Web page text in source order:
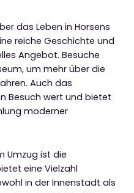
das Leben in Horsens
reiche Geschichte und
Angebot. Besuche
um mehr über die
Auch das
Besuch wert und bietet
moderner
Umzug ist die
eine Vielzahl
in der Innenstadt als